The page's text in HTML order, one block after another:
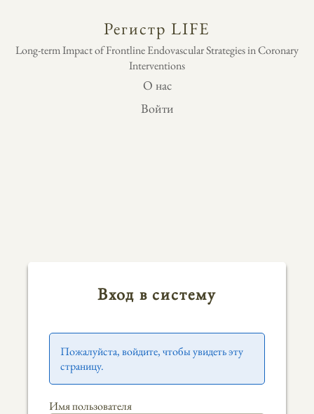
Регистр LIFE
Long-term Impact of Frontline Endovascular Strategies in Coronary
Interventions
О нас
Войти
Вход в систему
Пожалуйста, войдите, чтобы увидеть эту
страницу.
Имя пользователя